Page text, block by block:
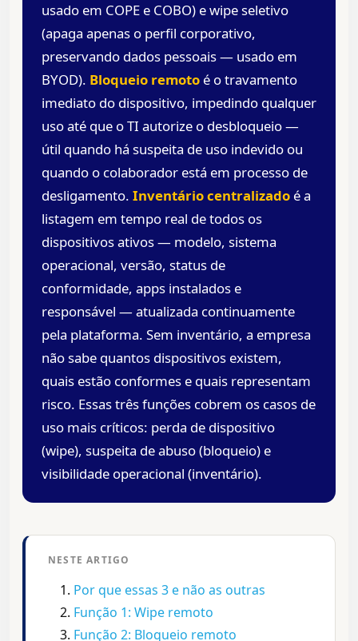
usado em COPE e COBO) e wipe seletivo
(apaga apenas o perfil corporativo,
preservando dados pessoais — usado em
BYOD). Bloqueio remoto é o travamento
imediato do dispositivo, impedindo qualquer
uso até que o TI autorize o desbloqueio —
útil quando há suspeita de uso indevido ou
quando o colaborador está em processo de
desligamento. Inventário centralizado é a
listagem em tempo real de todos os
dispositivos ativos — modelo, sistema
operacional, versão, status de
conformidade, apps instalados e
responsável — atualizada continuamente
pela plataforma. Sem inventário, a empresa
não sabe quantos dispositivos existem,
quais estão conformes e quais representam
risco. Essas três funções cobrem os casos de
uso mais críticos: perda de dispositivo
(wipe), suspeita de abuso (bloqueio) e
visibilidade operacional (inventário).
NESTE ARTIGO
Por que essas 3 e não as outras
Função 1: Wipe remoto
Função 2: Bloqueio remoto